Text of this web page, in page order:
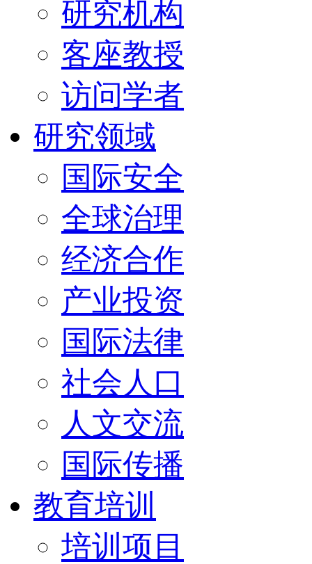
研究机构
客座教授
访问学者
研究领域
国际安全
全球治理
经济合作
产业投资
国际法律
社会人口
人文交流
国际传播
教育培训
培训项目